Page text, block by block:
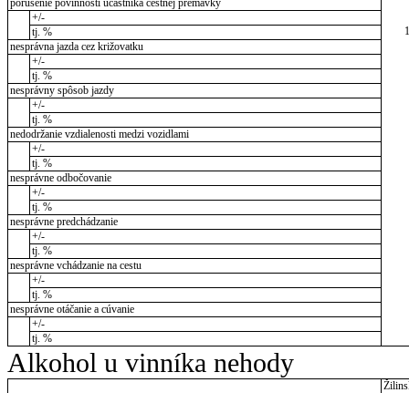
+/-
tj. %
nesprávna jazda cez križovatku
+/-
tj. %
nesprávny spôsob jazdy
+/-
tj. %
nedodržanie vzdialenosti medzi vozidlami
+/-
tj. %
nesprávne odbočovanie
+/-
tj. %
nesprávne predchádzanie
+/-
tj. %
nesprávne vchádzanie na cestu
+/-
tj. %
nesprávne otáčanie a cúvanie
+/-
tj. %
Alkohol u vinníka nehody